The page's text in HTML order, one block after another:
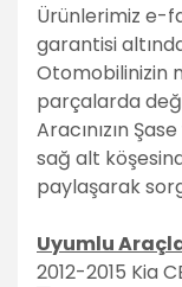
Ürünlerimiz e-
garantisi
Otomobilinizin
parçalarda
Aracınızın
sağ alt
paylaşarak
Uyumlu
2012-2015 Kia